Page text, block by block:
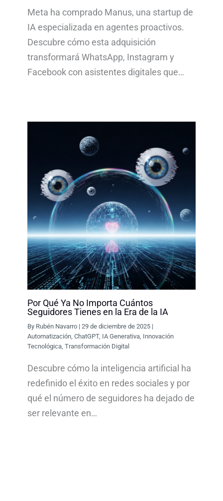
Meta ha comprado Manus, una startup de
IA especializada en agentes proactivos.
Descubre cómo esta adquisición
transformará WhatsApp, Instagram y
Facebook con asistentes digitales que…
Por Qué Ya No Importa Cuántos
Seguidores Tienes en la Era de la IA
By Rubén Navarro |29 de diciembre de 2025 |
Automatización,ChatGPT, IA Generativa, Innovación
Tecnológica,Transformación Digital
Descubre cómo la inteligencia artificial ha
redefinido el éxito en redes sociales y por
qué el número de seguidores ha dejado de
ser relevante en…